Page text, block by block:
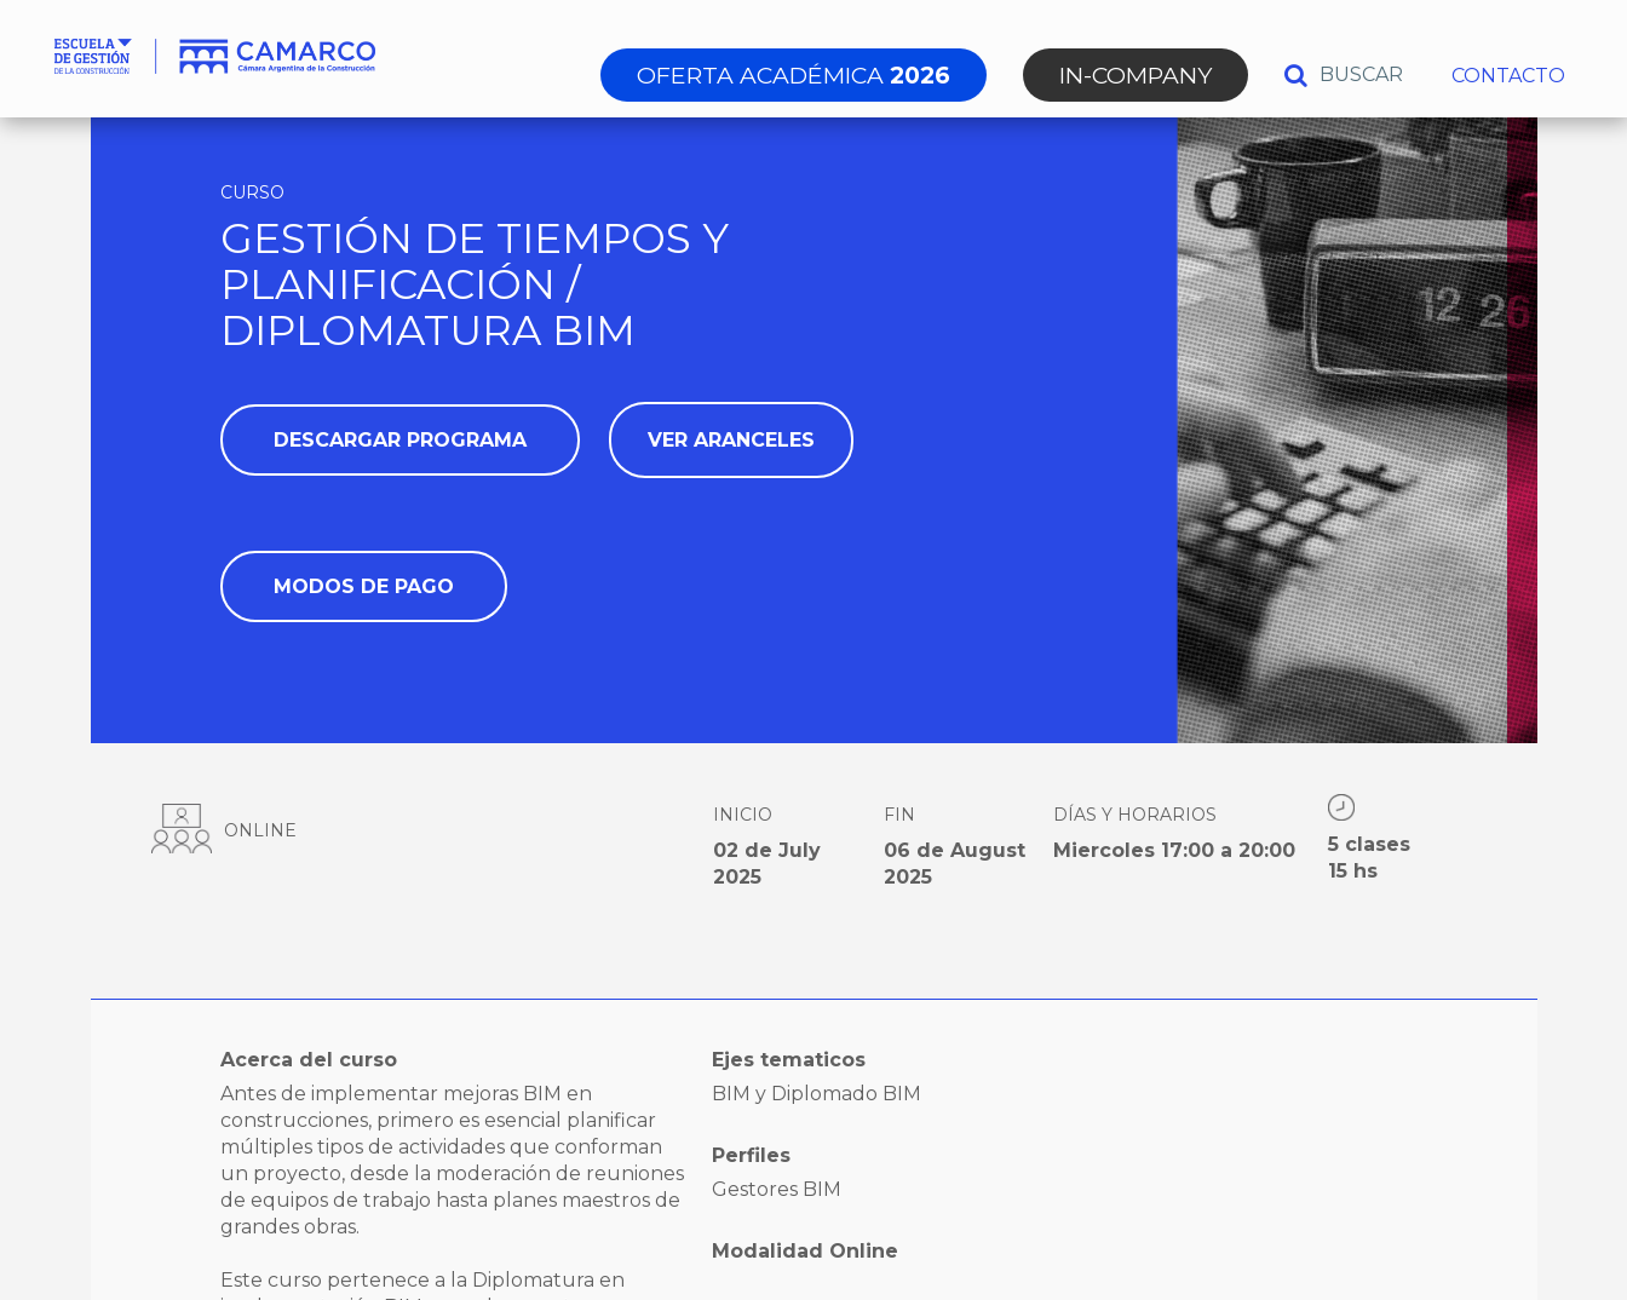
OFERTA ACADÉMICA 2026 IN-COMPANY BUSCAR CONTACTO
CURSO
GESTIÓN DE TIEMPOS Y
PLANIFICACIÓN /
DIPLOMATURA BIM
DESCARGAR PROGRAMA VER ARANCELES
MODOS DE PAGO
ONLINE
INICIO
02 de July
2025
FIN
06 de August
2025
DÍAS Y HORARIOS
Miercoles 17:00 a 20:00
5 clases
15 hs
Acerca del curso
Antes de implementar mejoras BIM en
construcciones, primero es esencial planificar
múltiples tipos de actividades que conforman
un proyecto, desde la moderación de reuniones
de equipos de trabajo hasta planes maestros de
grandes obras.
Este curso pertenece a la Diplomatura en
Ejes tematicos
BIM y Diplomado BIM
Perfiles
Gestores BIM
Modalidad Online